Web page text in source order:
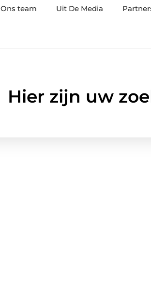
Ons team Uit De Media
Hier zijn uw